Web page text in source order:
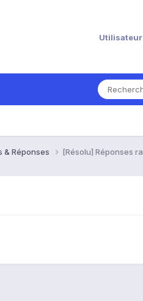
& Réponses [Résolu] Réponses